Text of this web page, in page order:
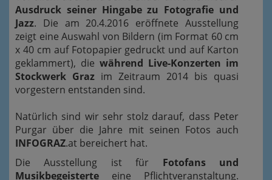
Ausdruck seiner Hingabe zu Fotografie und
Jazz. Die am 20.4.2016 eröffnete Ausstellung
zeigt eine Auswahl von Bildern (im Format 60 cm
x 40 cm auf Fotopapier gedruckt und auf Karton
geklammert), die während Live-Konzerten im
Stockwerk Graz im Zeitraum 2014 bis quasi
vorgestern entstanden sind.
Natürlich sind wir sehr stolz darauf, dass Peter
Purgar über die Jahre mit seinen Fotos auch
INFOGRAZ.at bereichert hat.
Die Ausstellung ist für Fotofans und
Musikbegeisterte eine Pflichtveranstaltung.